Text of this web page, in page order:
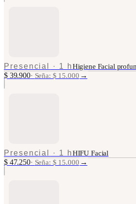
Presencial · 1 hHigiene Facial
$ 39.900· Seña: $ 15.000 →
Presencial · 1 hHIFU Facial
$ 47.250· Seña: $ 15.000 →